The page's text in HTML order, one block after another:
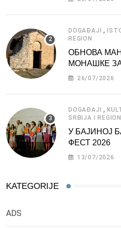
DOGAĐAJI ,
REGION
ОБНОВА
МОНАШКЕ
СРБИЈЕ
26/07/2026
DOGAĐAJI ,
SRBIJA I REGION
У БАЈИНОЈ
ФЕСТ 2026
13/07/2026
KATEGORIJE
ADS